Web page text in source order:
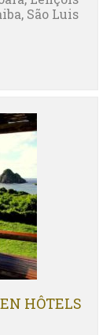
São Luis
HÔTELS